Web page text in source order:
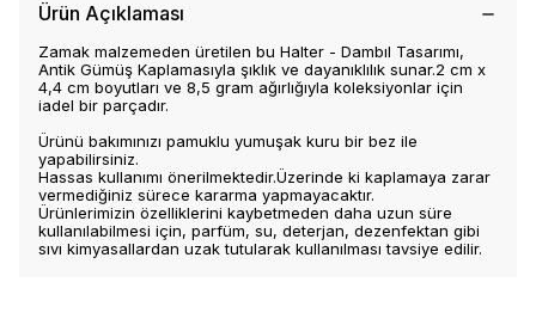
Ürün Açıklaması
Zamak malzemeden üretilen bu Halter - Dambıl Tasarımı,
Antik Gümüş Kaplamasıyla şıklık ve dayanıklılık sunar.2 cm x
4,4 cm boyutları ve 8,5 gram ağırlığıyla koleksiyonlar için
iadel bir parçadır.
Ürünü bakımınızı pamuklu yumuşak kuru bir bez ile
yapabilirsiniz.
Hassas kullanımı önerilmektedir.Üzerinde ki kaplamaya zarar
vermediğiniz sürece kararma yapmayacaktır.
Ürünlerimizin özelliklerini kaybetmeden daha uzun süre
kullanılabilmesi için, parfüm, su, deterjan, dezenfektan gibi
sıvı kimyasallardan uzak tutularak kullanılması tavsiye edilir.